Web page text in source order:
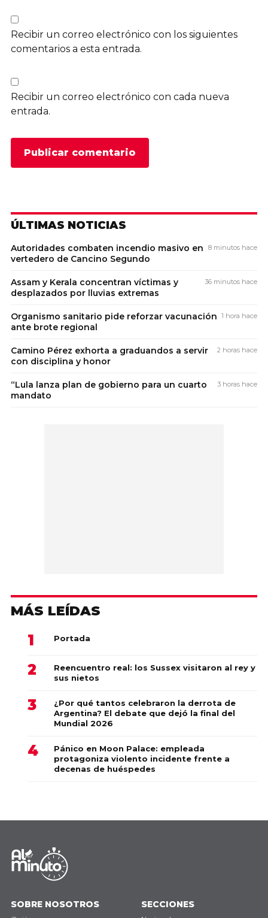
Recibir un correo electrónico con los siguientes
comentarios a esta entrada.
Recibir un correo electrónico con cada nueva
entrada.
ÚLTIMAS NOTICIAS
Autoridades combaten incendio masivo en
vertedero de Cancino Segundo
8 minutos hace
Assam y Kerala concentran víctimas y
desplazados por lluvias extremas
36 minutos hace
Organismo sanitario pide reforzar vacunación
ante brote regional
1 hora hace
Camino Pérez exhorta a graduandos a servir
con disciplina y honor
2 horas hace
“Lula lanza plan de gobierno para un cuarto
mandato
3 horas hace
MÁS LEÍDAS
Portada
Reencuentro real: los Sussex visitaron al rey y
sus nietos
¿Por qué tantos celebraron la derrota de
Argentina? El debate que dejó la final del
Mundial 2026
Pánico en Moon Palace: empleada
protagoniza violento incidente frente a
decenas de huéspedes
SOBRE NOSOTROS SECCIONES